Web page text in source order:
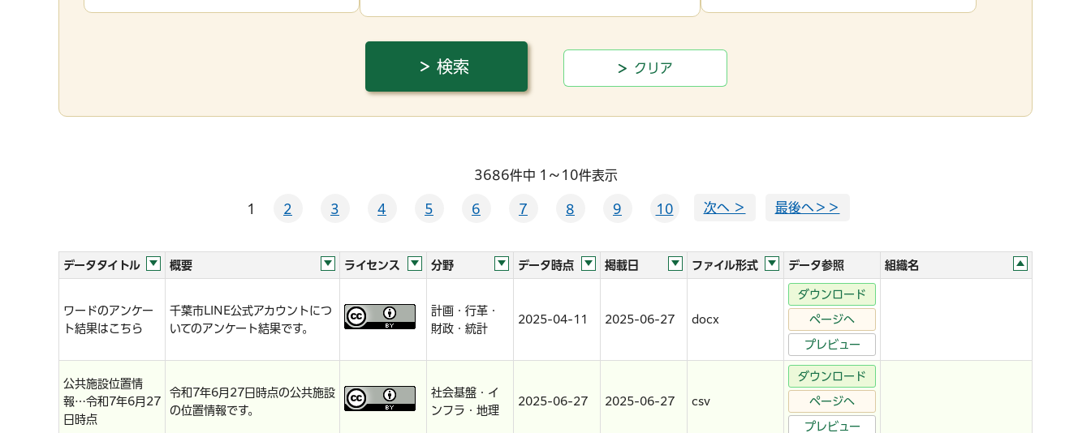
3686件中 1～10件表示
1 2 3 4 5 6 7 8 9 10 次へ ＞ 最後へ＞＞
データタイトル 概要 ライセンス 分野 データ時点 掲載日 ファイル形式 データ参照 組織名
ワードのアンケー
ト結果はこちら
千葉市LINE公式アカウントにつ
いてのアンケート結果です。
計画・行革・
財政・統計
2025-04-11 2025-06-27 docx
ダウンロード
ページへ
プレビュー
公共施設位置情
報…令和7年6月27
日時点
令和7年6月27日時点の公共施設
の位置情報です。
社会基盤・イ
ンフラ・地理
2025-06-27 2025-06-27 csv
ダウンロード
ページへ
プレビュー